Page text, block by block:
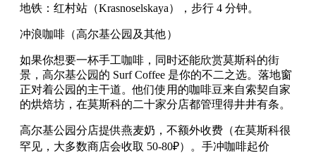
地铁：红村站（Krasnoselskaya），步行 4 分钟。
冲浪咖啡（高尔基公园及其他）
如果你想要一杯手工咖啡，同时还能欣赏莫斯科的街
景，高尔基公园的 Surf Coffee 是你的不二之选。落地窗
正对着公园的主干道。他们使用的咖啡豆来自索契自家
的烘焙坊，在莫斯科的二十家分店都管理得井井有条。
高尔基公园分店提供燕麦奶，不额外收费（在莫斯科很
罕见，大多数商店会收取 50-80₽）。手冲咖啡起价